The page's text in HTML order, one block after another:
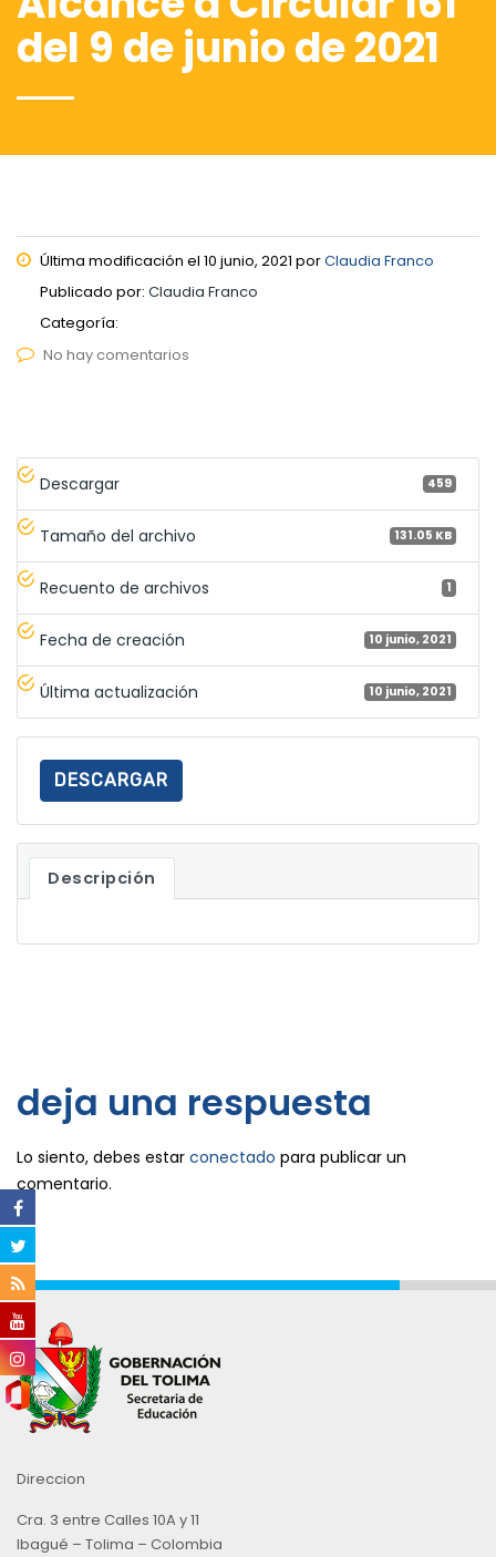
del 9 de junio de 2021
Última modificación el 10 junio, 2021 porClaudia Franco
Publicado por: Claudia Franco
Categoría:
No hay comentarios
Descargar 459
Tamaño del archivo 131.05 KB
Recuento de archivos 1
Fecha de creación 10 junio, 2021
Última actualización 10 junio, 2021
DESCARGAR
Descripción
deja una respuesta
Lo siento, debes estar conectado para publicar un
comentario.
Direccion
Cra. 3 entre Calles 10A y 11
Ibagué – Tolima – Colombia